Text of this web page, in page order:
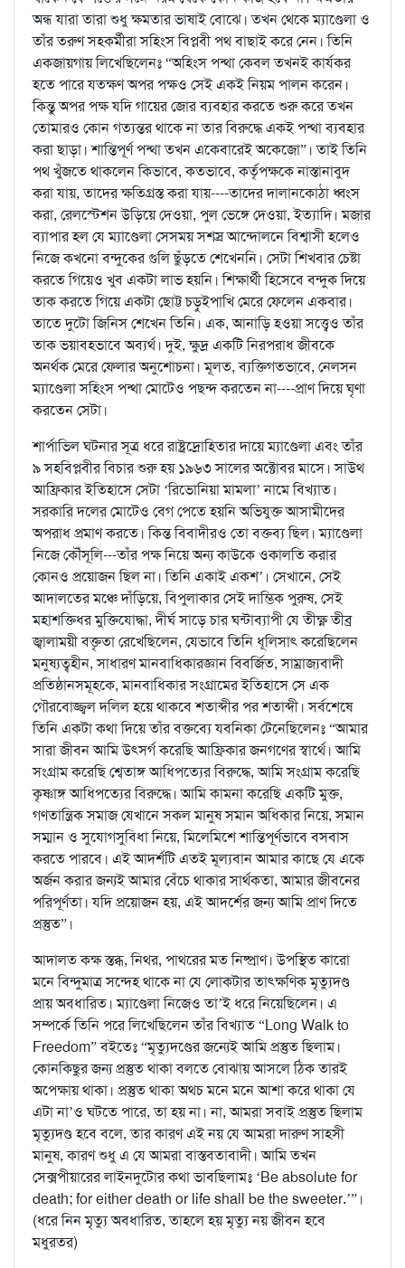
অন্ধ যারা তারা শুধু ক্ষমতার ভাষাই বোঝে। তখন থেকে ম্যাণ্ডেলা ও
তাঁর তরুণ সহকর্মীরা সহিংস বিপ্লবী পথ বাছাই করে নেন। তিনি
একজায়গায় লিখেছিলেনঃ “অহিংস পন্থা কেবল তখনই কার্যকর
হতে পারে যতক্ষণ অপর পক্ষও সেই একই নিয়ম পালন করেন।
কিন্তু অপর পক্ষ যদি গায়ের জোর ব্যবহার করতে শুরু করে তখন
তোমারও কোন গত্যন্তর থাকে না তার বিরুদ্ধে একই পন্থা ব্যবহার
করা ছাড়া। শান্তিপূর্ণ পন্থা তখন একেবারেই অকেজো”। তাই তিনি
পথ খুঁজতে থাকলেন কিভাবে, কতভাবে, কর্তৃপক্ষকে নাস্তানাবুদ
করা যায়, তাদের ক্ষতিগ্রস্ত করা যায়----তাদের দালানকোঠা ধ্বংস
করা, রেলস্টেশন উড়িয়ে দেওয়া, পুল ভেঙ্গে দেওয়া, ইত্যাদি। মজার
ব্যাপার হল যে ম্যাণ্ডেলা সেসময় সশস্র আন্দোলনে বিশ্বাসী হলেও
নিজে কখনো বন্দুকের গুলি ছুঁড়তে শেখেননি। সেটা শিখবার চেষ্টা
করতে গিয়েও খুব একটা লাভ হয়নি। শিক্ষার্থী হিসেবে বন্দুক দিয়ে
তাক করতে গিয়ে একটা ছোট্ট চড়ুইপাখি মেরে ফেলেন একবার।
তাতে দুটো জিনিস শেখেন তিনি। এক, আনাড়ি হওয়া সত্ত্বেও তাঁর
তাক ভয়াবহভাবে অব্যর্থ। দুই, ক্ষুদ্র একটি নিরপরাধ জীবকে
অনর্থক মেরে ফেলার অনুশোচনা। মূলত, ব্যক্তিগতভা্বে, নেলসন
ম্যাণ্ডেলা সহিংস পন্থা মোটেও পছন্দ করতেন না----প্রাণ দিয়ে ঘৃণা
করতেন সেটা।
শার্পাভিল ঘটনার সূত্র ধরে রাষ্ট্রদ্রোহিতার দায়ে ম্যাণ্ডেলা এবং তাঁর
৯ সহবিপ্লবীর বিচার শুরু হয় ১৯৬৩ সালের অক্টোবর মাসে। সাউথ
আফ্রিকার ইতিহাসে সেটা ‘রিভোনিয়া মামলা’ নামে বিখ্যাত।
সরকারি দলের মোটেও বেগ পেতে হয়নি অভিযুক্ত আসামীদের
অপরাধ প্রমাণ করতে। কিন্ত বিবাদীরও তো বক্তব্য ছিল। ম্যাণ্ডেলা
নিজে কৌঁসূলি---তাঁর পক্ষ নিয়ে অন্য কাউকে ওকালতি করার
কোনও প্রয়োজন ছিল না। তিনি একাই একশ’। সেখানে, সেই
আদালতের মঞ্চে দাঁড়িয়ে, বিপুলাকার সেই দাম্ভিক পুরুষ, সেই
মহাশক্তিধর মুক্তিযোদ্ধা, দীর্ঘ সাড়ে চার ঘন্টাব্যাপী যে তীক্ষ্ণ তীব্র
জ্বালাময়ী বক্তৃতা রেখেছিলেন, যেভাবে তিনি ধূলিসাৎ করেছিলেন
মনুষ্যত্বহীন, সাধারণ মানবাধিকারজ্ঞান বিবর্জিত, সাম্রাজ্যবাদী
প্রতিষ্ঠানসমূহকে, মানবাধিকার সংগ্রামের ইতিহাসে সে এক
গৌরবোজ্জ্বল দলিল হয়ে থাকবে শতাব্দীর পর শতাব্দী। সর্বশেষে
তিনি একটা কথা দিয়ে তাঁর বক্তব্যে যবনিকা টেনেছিলেনঃ “আমার
সারা জীবন আমি উৎসর্গ করেছি আফ্রিকার জনগণের স্বার্থে। আমি
সংগ্রাম করেছি শ্বেতাঙ্গ আধিপত্যের বিরুদ্ধে, আমি সংগ্রাম করেছি
কৃষ্ণাঙ্গ আধিপত্যের বিরুদ্ধে। আমি কামনা করেছি একটি মুক্ত,
গণতান্ত্রিক সমাজ যেখানে সকল মানুষ সমান অধিকার নিয়ে, সমান
সম্মান ও সুযোগসুবিধা নিয়ে, মিলেমিশে শান্তিপূর্ণভাবে বসবাস
করতে পারবে। এই আদর্শটি এতই মূল্যবান আমার কাছে যে একে
অর্জন করার জন্যই আমার বেঁচে থাকার সার্থকতা, আমার জীবনের
পরিপূর্ণতা। যদি প্রয়োজন হয়, এই আদর্শের জন্য আমি প্রাণ দিতে
প্রস্তুত”।
আদালত কক্ষ স্তব্ধ, নিথর, পাথরের মত নিষ্প্রাণ। উপস্থিত কারো
মনে বিন্দুমাত্র সন্দেহ থাকে না যে লোকটার তাৎক্ষণিক মৃত্যুদণ্ড
প্রায় অবধারিত। ম্যাণ্ডেলা নিজেও তা’ই ধরে নিয়েছিলেন। এ
সম্পর্কে তিনি পরে লিখেছিলেন তাঁর বিখ্যাত “Long Walk to
Freedom” বইতেঃ “মৃত্যুদণ্ডের জন্যেই আমি প্রস্তুত ছিলাম।
কোনকিছুর জন্য প্রস্তুত থাকা বলতে বোঝায় আসলে ঠিক তারই
অপেক্ষায় থাকা। প্রস্তুত থাকা অথচ মনে মনে আশা করে থাকা যে
এটা না’ও ঘটতে পারে, তা হয় না। না, আমরা সবাই প্রস্তুত ছিলাম
মৃত্যুদণ্ড হবে বলে, তার কারণ এই নয় যে আমরা দারুণ সাহসী
মানুষ, কারণ শুধু এ যে আমরা বাস্তবতাবাদী। আমি তখন
সেক্সপীয়ারের লাইনদুটোর কথা ভাবছিলামঃ ‘Be absolute for
death; for either death or life shall be the sweeter.’”।
(ধরে নিন মৃত্যু অবধারিত, তাহলে হয় মৃত্যু নয় জীবন হবে
মধুরতর)